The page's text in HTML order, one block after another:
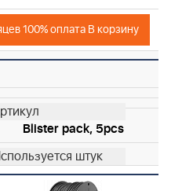
100% оплата В корзину
Blister pack, 5pcs